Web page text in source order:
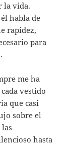
la vida.
habla de
rapidez,
para
me ha
vestido
que casi
sobre el
hasta